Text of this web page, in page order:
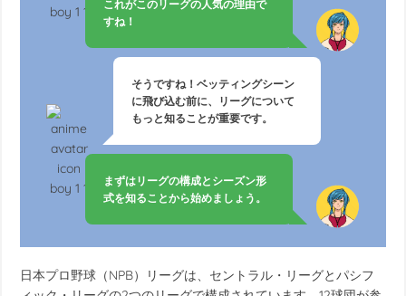
これがこのリーグの人気の理由で
すね！
そうですね！ベッティングシーン
に飛び込む前に、リーグについて
もっと知ることが重要です。
まずはリーグの構成とシーズン形
式を知ることから始めましょう。
日本プロ野球（NPB）リーグは、セントラル・リーグとパシフ